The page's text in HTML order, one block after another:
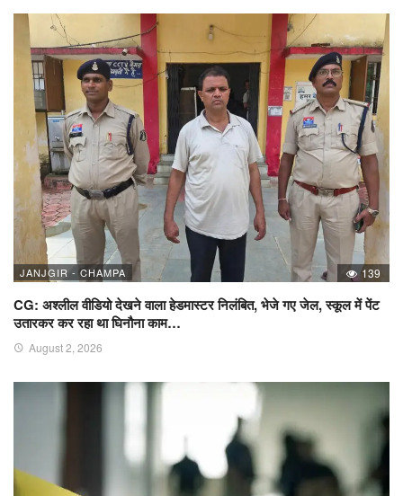
JANJGIR - CHAMPA 139
CG: अश्लील वीडियो देखने वाला हेडमास्टर निलंबित, भेजे गए जेल, स्कूल में पेंट
उतारकर कर रहा था घिनौना काम…
August 2, 2026